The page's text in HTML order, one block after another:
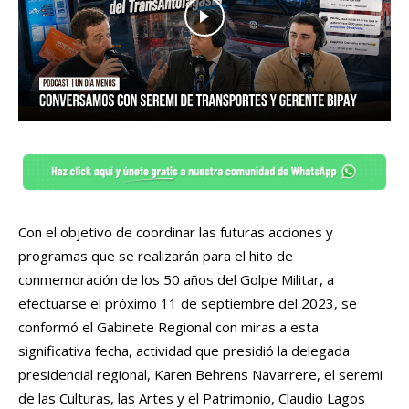
Con el objetivo de coordinar las futuras acciones y
programas que se realizarán para el hito de
conmemoración de los 50 años del Golpe Militar, a
efectuarse el próximo 11 de septiembre del 2023, se
conformó el Gabinete Regional con miras a esta
significativa fecha, actividad que presidió la delegada
presidencial regional, Karen Behrens Navarrere, el seremi
de las Culturas, las Artes y el Patrimonio, Claudio Lagos